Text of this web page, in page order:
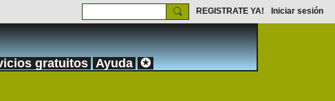
REGISTRATE YA! Iniciar sesión
gratuitos Ayuda ✪